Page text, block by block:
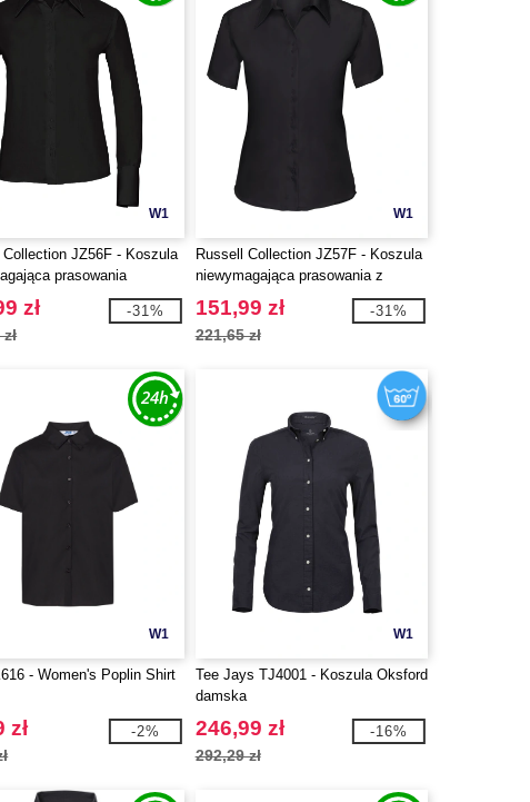
W1
Collection JZ56F - Koszula
prasowania
zł -31%
W1
Russell Collection JZ57F - Koszula
niewymagająca prasowania z
krótkim rekawkiem
151,99 zł
221,65 zł
-31%
W1
- Women's Poplin Shirt
zł -2%
W1
Tee Jays TJ4001 - Koszula Oksford
damska
246,99 zł
292,29 zł
-16%